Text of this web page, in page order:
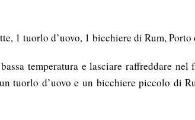
1 tuorlo d’uovo, 1 bicchiere di Rum, Porto
temperatura e lasciare raffreddare
tuorlo d’uovo e un bicchiere piccolo di